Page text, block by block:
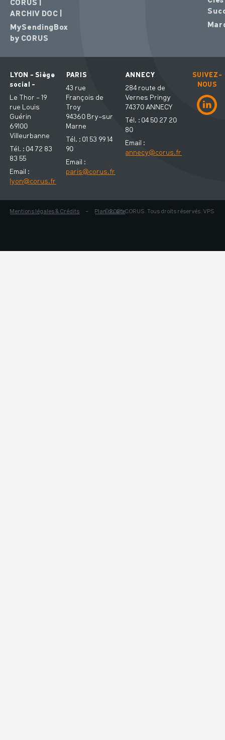
CORUS |
ARCHIV DOC |
MySendingBox
by CORUS
LYON - Siège
social -
Le Thor - 19
rue Louis
Guérin
69100
Villeurbanne
Tél. : 04 72 83
83 55
Email :
lyon@corus.fr
PARIS
43 rue
François de
Troy
94360 Bry-sur
Marne
Tél. : 01 53 99 14
90
Email :
paris@corus.fr
ANNECY
284 route de
Vernes Pringy
74370 ANNECY
Tél. : 04 50 27 20
80
Email :
annecy@corus.fr
SUIVEZ-
NOUS
Mentions légales & Crédits - Plan du site
© 2026 CORUS. Tous droits réservés. VPS